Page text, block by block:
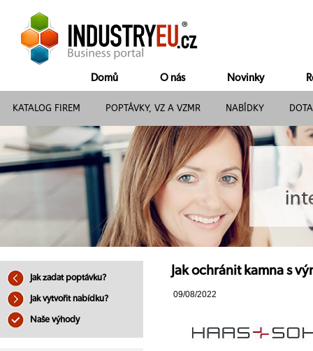
Domů O nás Novinky
KATALOG FIREM POPTÁVKY, VZ A VZMR NABÍDKY
Jak zadat poptávku?
Jak vytvořit nabídku?
Naše výhody
Jak ochránit kamna s
09/08/2022